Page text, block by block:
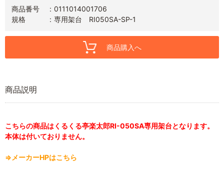
商品番号
0111014001706
規格
専用架台 RI050SA-SP-1
商品購入へ
商品説明
こちらの商品はくるくる亭楽太郎RI-050SA専用架台となります。
本体は付いておりません。
⇒メーカーHPはこちら